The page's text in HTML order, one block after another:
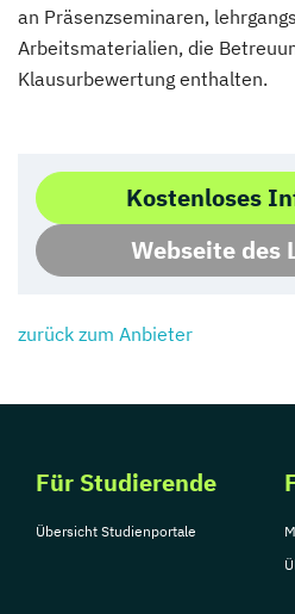
an Präsenzseminaren,
Arbeitsmaterialien, die
Klausurbewertung enthalten.
Kostenloses
Webseite des
zurück zum Anbieter
Für Studierende
Übersicht Studienportale